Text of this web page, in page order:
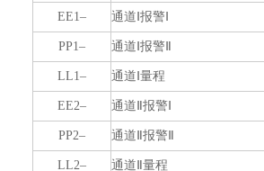
EE1– 通道Ⅰ报警Ⅰ
PP1– 通道Ⅰ报警Ⅱ
LL1– 通道Ⅰ量程
EE2– 通道Ⅱ报警Ⅰ
PP2– 通道Ⅱ报警Ⅱ
LL2– 通道Ⅱ量程